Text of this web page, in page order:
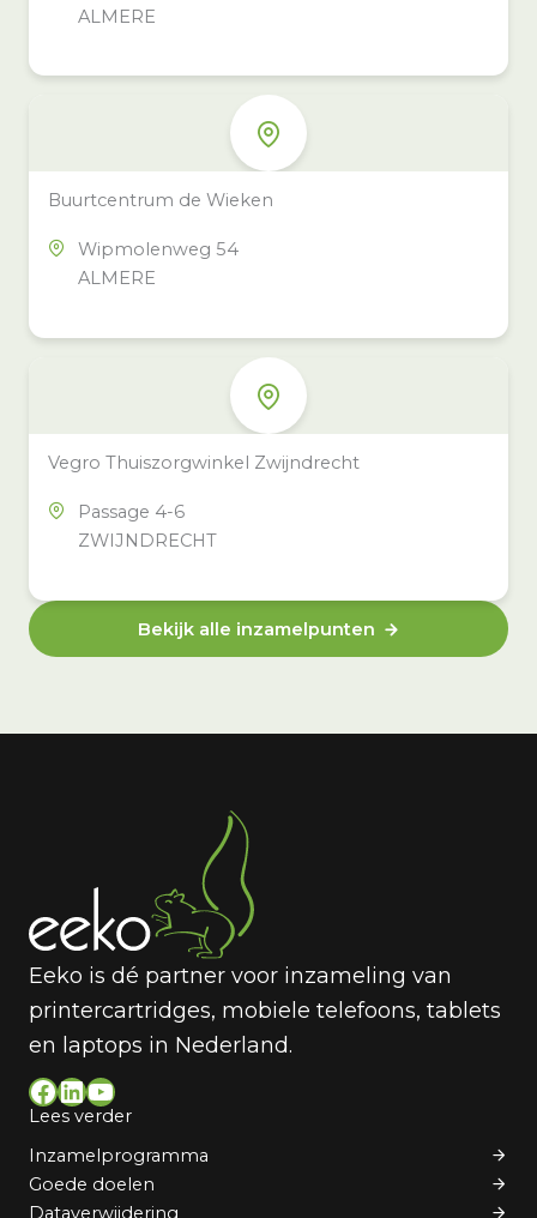
ALMERE
Buurtcentrum de Wieken
Wipmolenweg 54
ALMERE
Vegro Thuiszorgwinkel Zwijndrecht
Passage 4-6
ZWIJNDRECHT
Bekijk alle inzamelpunten
Eeko is dé partner voor inzameling van
printercartridges, mobiele telefoons, tablets
en laptops in Nederland.
Facebook LinkedIn YouTube
Lees verder
Inzamelprogramma
Goede doelen